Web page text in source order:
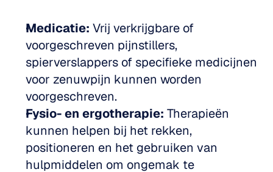
Medicatie: Vrij verkrijgbare of
voorgeschreven pijnstillers,
spierverslappers of specifieke medicijnen
voor zenuwpijn kunnen worden
voorgeschreven.
Fysio- en ergotherapie: Therapieën
kunnen helpen bij het rekken,
positioneren en het gebruiken van
hulpmiddelen om ongemak te